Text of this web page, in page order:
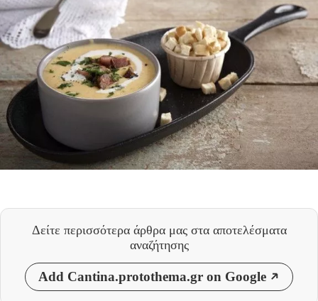
Δείτε περισσότερα άρθρα μας στα αποτελέσματα
αναζήτησης
Add Cantina.protothema.gr on Google